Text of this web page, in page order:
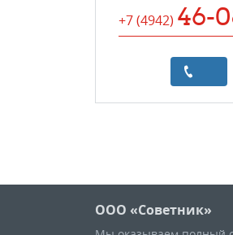
+7 (4942) 46-
ООО «Советник»